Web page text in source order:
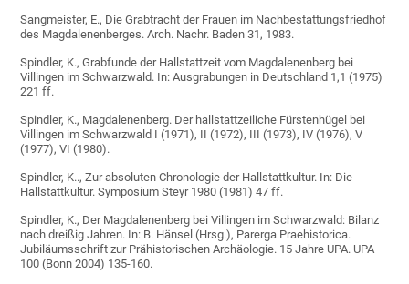
Sangmeister, E., Die Grabtracht der Frauen im Nachbestattungsfriedhof
des Magdalenenberges. Arch. Nachr. Baden 31, 1983.
Spindler, K., Grabfunde der Hallstattzeit vom Magdalenenberg bei
Villingen im Schwarzwald. In: Ausgrabungen in Deutschland 1,1 (1975)
221 ff.
Spindler, K., Magdalenenberg. Der hallstattzeiliche Fürstenhügel bei
Villingen im Schwarzwald I (1971), II (1972), III (1973), IV (1976), V
(1977), VI (1980).
Spindler, K.., Zur absoluten Chronologie der Hallstattkultur. In: Die
Hallstattkultur. Symposium Steyr 1980 (1981) 47 ff.
Spindler, K., Der Magdalenenberg bei Villingen im Schwarzwald: Bilanz
nach dreißig Jahren. In: B. Hänsel (Hrsg.), Parerga Praehistorica.
Jubiläumsschrift zur Prähistorischen Archäologie. 15 Jahre UPA. UPA
100 (Bonn 2004) 135-160.